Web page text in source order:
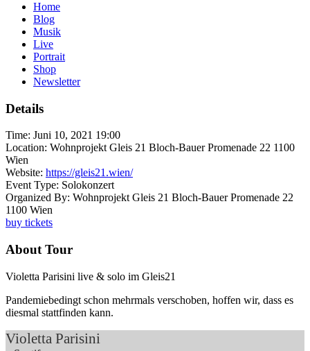
Home
Blog
Musik
Live
Portrait
Shop
Newsletter
Details
Time: Juni 10, 2021 19:00
Location: Wohnprojekt Gleis 21 Bloch-Bauer Promenade 22 1100
Wien
Website: https://gleis21.wien/
Event Type: Solokonzert
Organized By: Wohnprojekt Gleis 21 Bloch-Bauer Promenade 22
1100 Wien
buy tickets
About Tour
Violetta Parisini live & solo im Gleis21
Pandemiebedingt schon mehrmals verschoben, hoffen wir, dass es
diesmal stattfinden kann.
Violetta Parisini